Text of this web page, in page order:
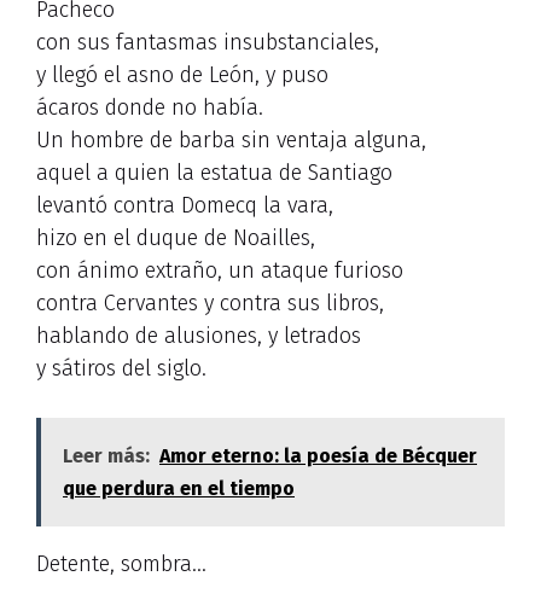
Pacheco
con sus fantasmas insubstanciales,
y llegó el asno de León, y puso
ácaros donde no había.
Un hombre de barba sin ventaja alguna,
aquel a quien la estatua de Santiago
levantó contra Domecq la vara,
hizo en el duque de Noailles,
con ánimo extraño, un ataque furioso
contra Cervantes y contra sus libros,
hablando de alusiones, y letrados
y sátiros del siglo.
Leer más: Amor eterno: la poesía de Bécquer
que perdura en el tiempo
Detente, sombra…